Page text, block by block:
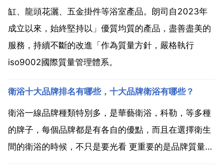
缸、龍頭花灑、五金掛件等浴室產品。朗司自2023年
成立以來，始終堅持以」優質均質的產品，盡善盡美的
服務，持續不斷的改進「作為質量方針，嚴格執行
iso9002國際質量管理體系。
衛浴十大品牌排名有哪些，十大品牌衛浴有哪些？
衛浴一線品牌種類特別多，是華藝衛浴，科勒，等多種
的牌子，每個品牌都是有各自的優點，而且在選擇衛生
間的衛浴的時候，不只是要光看 更重要的是品牌質量，